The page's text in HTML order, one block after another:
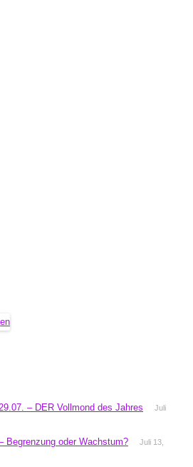
– DER Vollmond des Jahres
Juli
Begrenzung oder Wachstum?
Juli 13,